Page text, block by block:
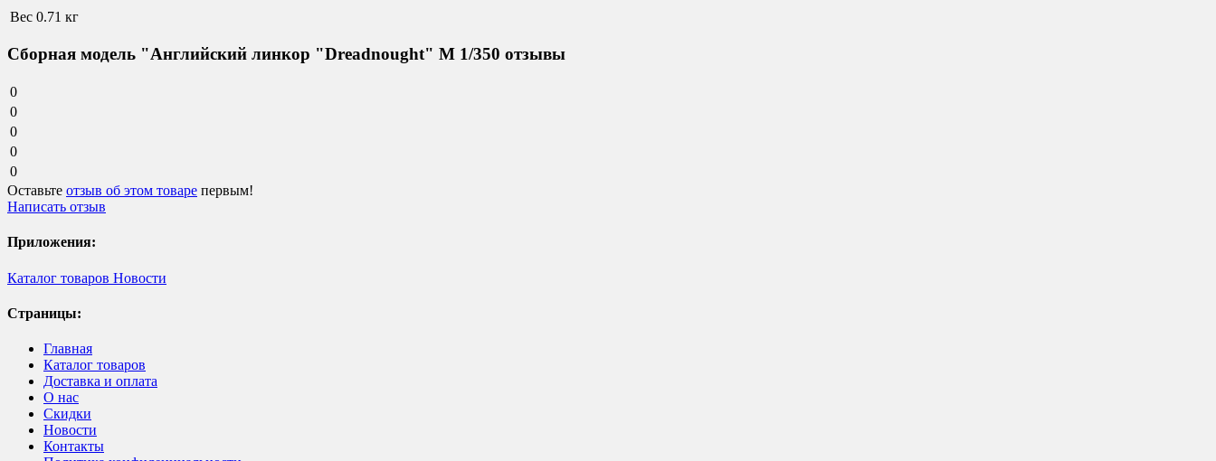
Вес 0.71 кг
Сборная модель "Английский линкор "Dreadnought" М 1/350 отзывы
0
0
0
0
0
Оставьте отзыв об этом товаре первым!
Написать отзыв
Приложения:
Каталог товаров Новости
Страницы:
Главная
Каталог товаров
Доставка и оплата
О нас
Скидки
Новости
Контакты